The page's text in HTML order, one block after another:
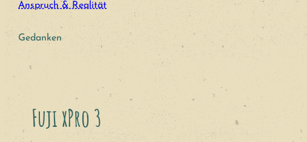
Anspruch & Realität
Gedanken
Fuji xPro 3